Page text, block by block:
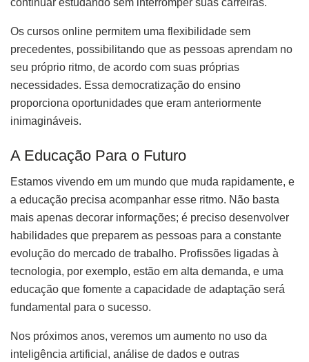
continuar estudando sem interromper suas carreiras.
Os cursos online permitem uma flexibilidade sem
precedentes, possibilitando que as pessoas aprendam no
seu próprio ritmo, de acordo com suas próprias
necessidades. Essa democratização do ensino
proporciona oportunidades que eram anteriormente
inimagináveis.
A Educação Para o Futuro
Estamos vivendo em um mundo que muda rapidamente, e
a educação precisa acompanhar esse ritmo. Não basta
mais apenas decorar informações; é preciso desenvolver
habilidades que preparem as pessoas para a constante
evolução do mercado de trabalho. Profissões ligadas à
tecnologia, por exemplo, estão em alta demanda, e uma
educação que fomente a capacidade de adaptação será
fundamental para o sucesso.
Nos próximos anos, veremos um aumento no uso da
inteligência artificial, análise de dados e outras